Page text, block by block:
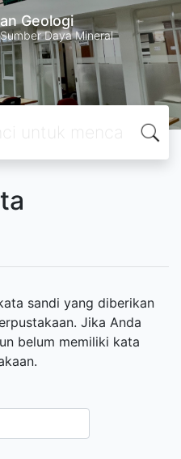
Geologi
Daya Mineral
sandi yang diberikan
Jika Anda
belum memiliki kata